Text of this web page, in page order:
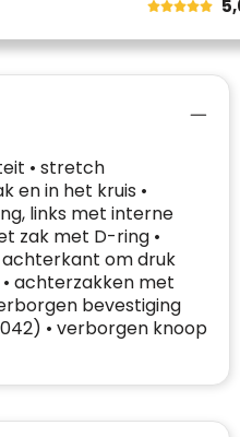
• stretch
en in het kruis •
links met interne
zak met D-ring •
om druk
achterzakken met
bevestiging
• verborgen knoop
00 36
voortdurend
zwarte lijst
hoog niveau
en
van
Trustindex-
u bij het winkelen
en koopt u
verhoogt u uw